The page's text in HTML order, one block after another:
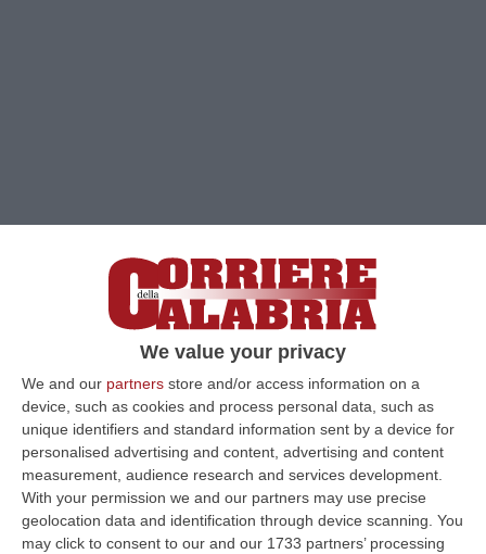
We value your privacy
We and our partners store and/or access information on a
device, such as cookies and process personal data, such as
unique identifiers and standard information sent by a device for
personalised advertising and content, advertising and content
measurement, audience research and services development.
With your permission we and our partners may use precise
geolocation data and identification through device scanning. You
may click to consent to our and our 1733 partners’ processing
Clicca e segui “Corriere della Calabria” su Google News
REGGIO CALABRIA«Ho il grande piacere di
annunciare il concerto diAl Bano Carrisi a
Reggio Calabria il 24 settembre, promosso
dal Dipartimento Cultura della Regione